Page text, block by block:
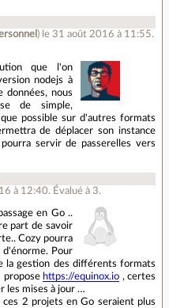
) le 31 août 2016 à 11:55.
que l'on
nodejs à
données, nous
de simple,
possible sur d'autres formats
de déplacer son instance
servir de passerelles vers
à 12:40. Évalué à 3.
en Go ..
part de savoir
Cozy pourra
Pour
la gestion des différents formats
propose https://equinox.io , certes
les mises à jour …
2 projets en Go seraient plus